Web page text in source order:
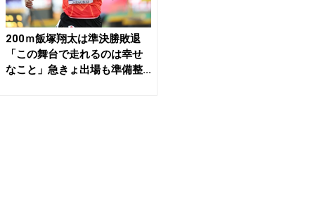
200ｍ飯塚翔太は準決勝敗退
「この舞台で走れるのは幸せ
なこと」急きょ出場も準備整...